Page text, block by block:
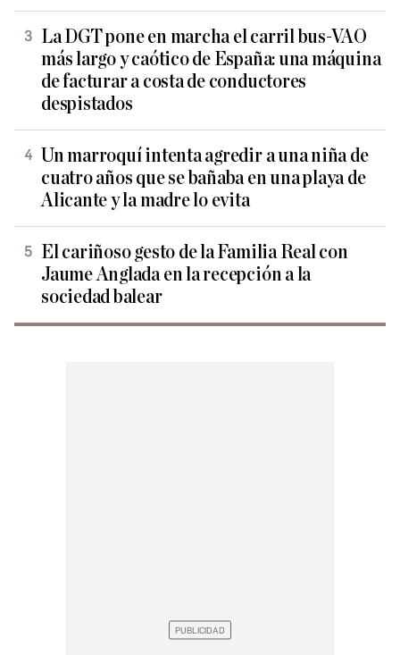
La DGT pone en marcha el carril bus-VAO
más largo y caótico de España: una máquina
de facturar a costa de conductores
despistados
Un marroquí intenta agredir a una niña de
cuatro años que se bañaba en una playa de
Alicante y la madre lo evita
El cariñoso gesto de la Familia Real con
Jaume Anglada en la recepción a la
sociedad balear